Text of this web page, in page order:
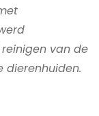
van de